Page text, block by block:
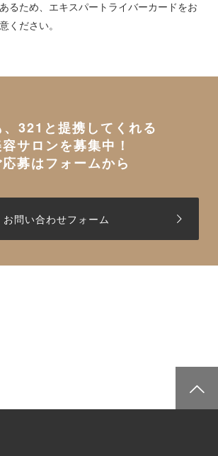
るため、エキスパートライバーカードをお
ください。
、321と提携してくれる
サロンを募集中！
応募はフォームから
お問い合わせフォーム